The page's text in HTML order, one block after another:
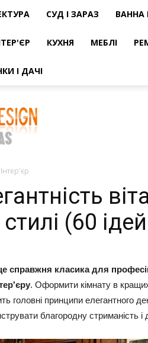
СУД І ЗАРАЗ ВАННА
КУХНЯ МЕБЛІ
І ДАЧІ
Інтер'єр
(60 ідей
справжня класика для
. Оформити кімнату в
головні принципи елегантного
благородну стриманість і